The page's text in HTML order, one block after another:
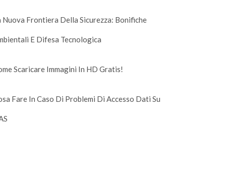
Nuova Frontiera Della Sicurezza: Bonifiche
E Difesa Tecnologica
Scaricare Immagini In HD Gratis!
Fare In Caso Di Problemi Di Accesso Dati Su